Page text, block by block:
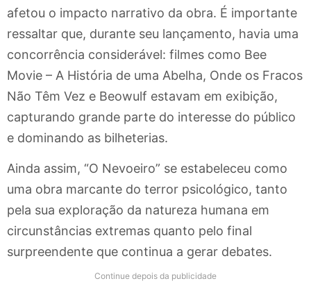
afetou o impacto narrativo da obra. É importante
ressaltar que, durante seu lançamento, havia uma
concorrência considerável: filmes como Bee
Movie – A História de uma Abelha, Onde os Fracos
Não Têm Vez e Beowulf estavam em exibição,
capturando grande parte do interesse do público
e dominando as bilheterias.
Ainda assim, “O Nevoeiro” se estabeleceu como
uma obra marcante do terror psicológico, tanto
pela sua exploração da natureza humana em
circunstâncias extremas quanto pelo final
surpreendente que continua a gerar debates.
Continue depois da publicidade